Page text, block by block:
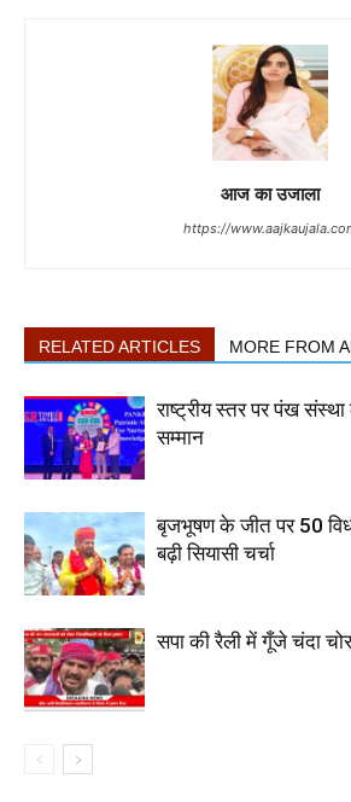
आज का उजाला
https://
RELATED ARTICLES MORE FROM
राष्ट्रीय स्तर पर पंख संस्था
सम्मान
बृजभूषण के जीत पर 50
बढ़ी सियासी चर्चा
सपा की रैली में गूँजे चंदा